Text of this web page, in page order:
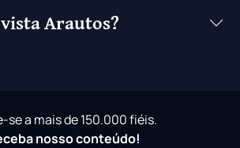
Arautos?
se a mais de 150.000 fiéis.
nosso conteúdo!